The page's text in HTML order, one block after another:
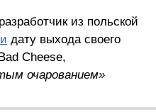
из польской
дату выхода своего
Cheese,
очарованием»